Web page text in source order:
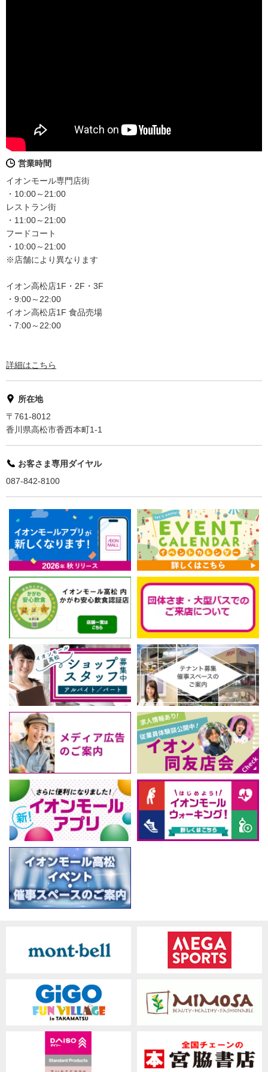
営業時間
イオンモール専門店街
・10:00～21:00
レストラン街
・11:00～21:00
フードコート
・10:00～21:00
※店舗により異なります
イオン高松店1F・2F・3F
・9:00～22:00
イオン高松店1F 食品売場
・7:00～22:00
詳細はこちら
所在地
〒761-8012
香川県高松市香西本町1-1
お客さま専用ダイヤル
087-842-8100